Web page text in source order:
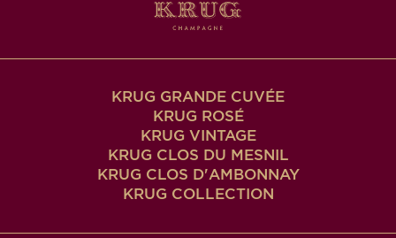
KRUG GRANDE CUVÉE
KRUG ROSÉ
KRUG VINTAGE
KRUG CLOS DU MESNIL
KRUG CLOS D'AMBONNAY
KRUG COLLECTION